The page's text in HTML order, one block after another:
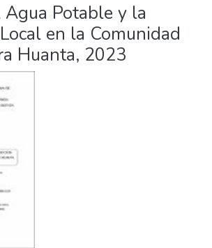
Potable y la
en la Comunidad
Huanta, 2023